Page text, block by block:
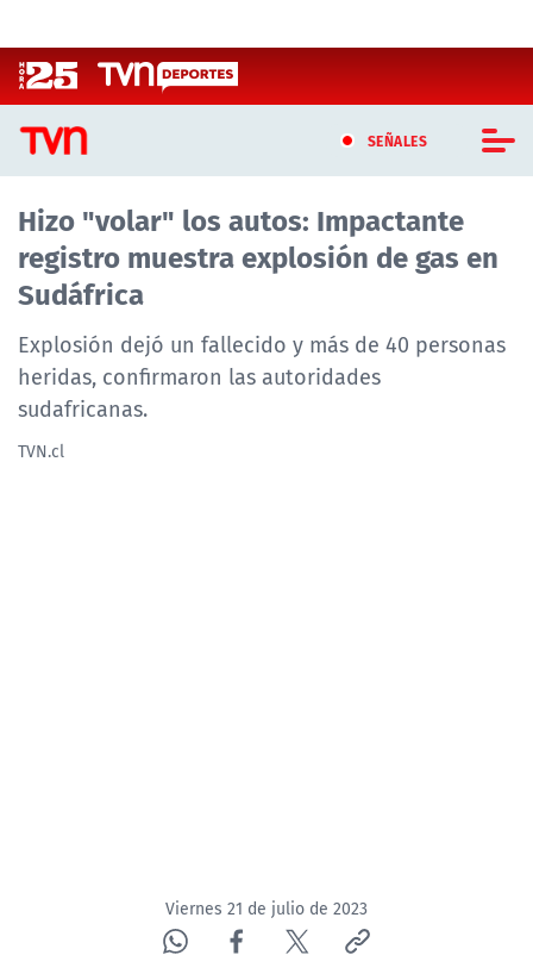
SEÑALES
CASTING MASTERCHEF CHILE
CASTING TVN VERTICAL
TVN VERTICAL
TVN PLAY
PROGRAMAS
Hizo "volar" los autos: Impactante
registro muestra explosión de gas en
Sudáfrica
Explosión dejó un fallecido y más de 40 personas
heridas, confirmaron las autoridades
sudafricanas.
TVN.cl
Viernes 21 de julio de 2023